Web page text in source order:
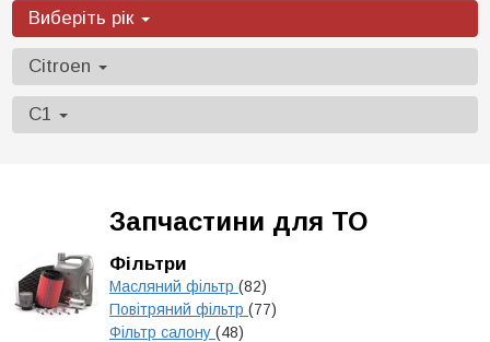
Виберіть рік
Citroen
C1
Запчастини для ТО
Фільтри
Масляний фільтр (82)
Повітряний фільтр (77)
Фільтр салону (48)